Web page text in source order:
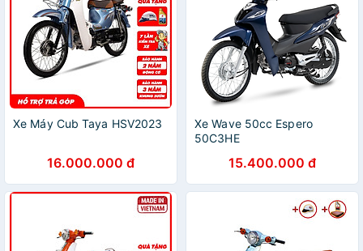
Xe Máy Cub Taya HSV2023
16.000.000 đ
Xe Wave 50cc Espero
50C3HE
15.400.000 đ